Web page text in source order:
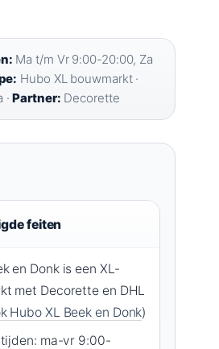
Ma t/m Vr 9:00-20:00, Za
Hubo XL bouwmarkt ·
·Partner: Decorette
feiten
en Donk is een XL-
met Decorette en DHL
Hubo XL Beek en Donk)
ma-vr 9:00-